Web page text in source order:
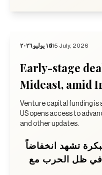
١٥ يوليو ٢٠٢٦15 July, 2026
Early-stage
Mideast, amid
Venture capital funding is
US opens access to
and other updates.
تشهد انخفاضاً
في ظل الحرب مع